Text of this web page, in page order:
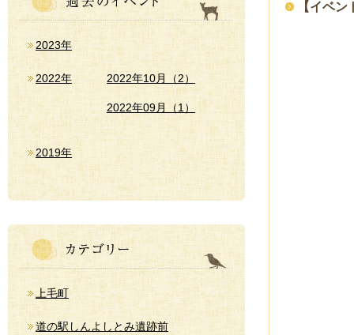
2023年
2022年 2022年10月（2）
2022年09月（1）
2019年
上毛町
道の駅しんよしとみ遺跡前
【イベ